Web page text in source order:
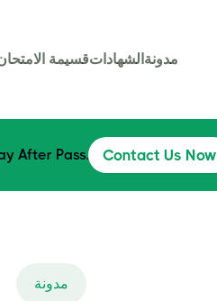
قسيمةالشهاداتمدونة
After Pass. Contact Us Now
مدونة